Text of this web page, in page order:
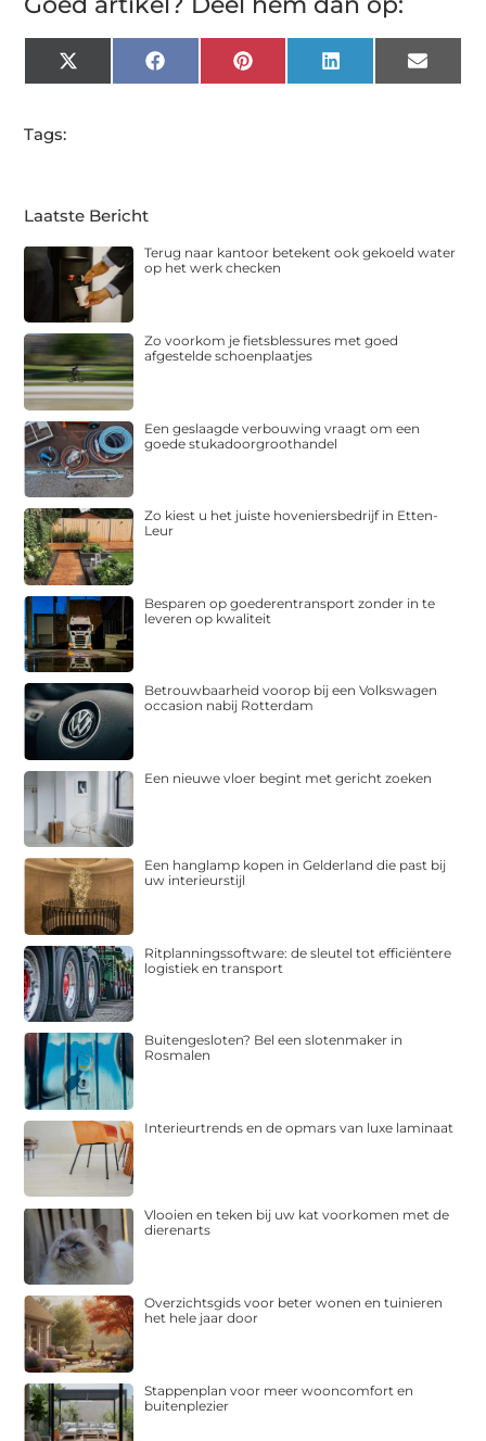
X
(Twitter)
FacebookPinterest LinkedIn Email
Tags:
Laatste Bericht
Terug naar kantoor betekent ook gekoeld water
op het werk checken
Zo voorkom je fietsblessures met goed
afgestelde schoenplaatjes
Een geslaagde verbouwing vraagt om een
goede stukadoorgroothandel
Zo kiest u het juiste hoveniersbedrijf in Etten-
Leur
Besparen op goederentransport zonder in te
leveren op kwaliteit
Betrouwbaarheid voorop bij een Volkswagen
occasion nabij Rotterdam
Een nieuwe vloer begint met gericht zoeken
Een hanglamp kopen in Gelderland die past bij
uw interieurstijl
Ritplanningssoftware: de sleutel tot efficiëntere
logistiek en transport
Buitengesloten? Bel een slotenmaker in
Rosmalen
Interieurtrends en de opmars van luxe laminaat
Vlooien en teken bij uw kat voorkomen met de
dierenarts
Overzichtsgids voor beter wonen en tuinieren
het hele jaar door
Stappenplan voor meer wooncomfort en
buitenplezier